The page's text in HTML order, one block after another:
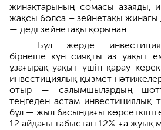
жинақтарының сомасы азаяды,
жақсы болса – зейнетақы жинағы
— деді зейнетақы қорынан.
Бұл жерде
бірнеше күн сияқты аз уақыт
ұзағырақ уақыт үшін қарау
инвестициялық қызмет
отыр — салымшылардың
теңгеден астам инвестициялық
бұл — жыл басындағы
12 айдағы табыстан 12%-ға жуық